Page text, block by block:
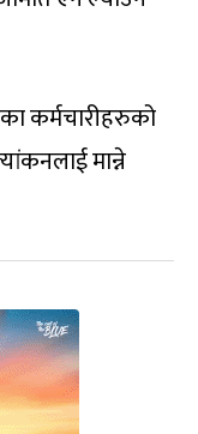
कर्मचारीहरुको
मान्ने